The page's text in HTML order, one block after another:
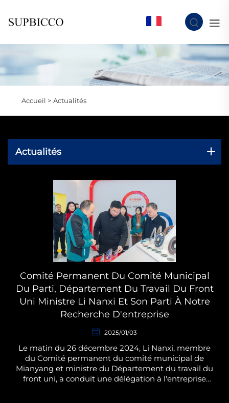
Accueil > Actualités
Actualités
Comité Permanent Du Comité Municipal
Du Parti, Département Du Travail Du Front
Uni Ministre Li Nanxi Et Son Parti À Notre
Recherche D'entreprise
2025/01/03
Le matin du 26 décembre 2024, Li Nanxi, membre
du Comité permanent du comité municipal de
Mianyang et ministre du Département du travail du
front uni, a conduit une délégation à l'entreprise